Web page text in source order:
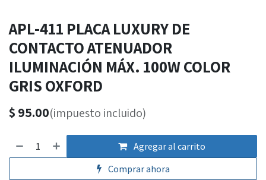
APL-411 PLACA LUXURY DE
CONTACTO ATENUADOR
ILUMINACIÓN MÁX. 100W COLOR
GRIS OXFORD
$ 95.00(impuesto incluido)
Agregar al carrito
Comprar ahora